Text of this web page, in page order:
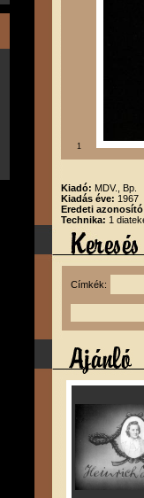
1
Kiadó: MDV., Bp.
Kiadás éve: 1967
Eredeti
Technika: 1
Címkék: